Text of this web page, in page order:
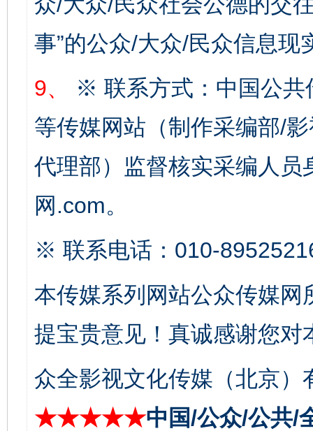
事”的公众/大众/民众信息现
9、
※ 联系方式：中国公共
等传媒网站（制作采编部/
代理部）监督核实采编人员
网.com。
※ 联系电话：010-
本传媒系列网站公众传媒
提宝贵意见！真诚感谢您
众全影视文化传媒（北京）
★★★★★中国/公众/公共/
东山县通报“牛蛙产品抗生素超标问题” 法
揭开“小金库”的免责幌子